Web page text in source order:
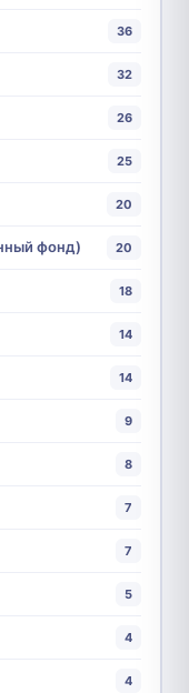
36
32
26
25
20
фонд) 20
18
14
14
9
8
7
7
5
4
4